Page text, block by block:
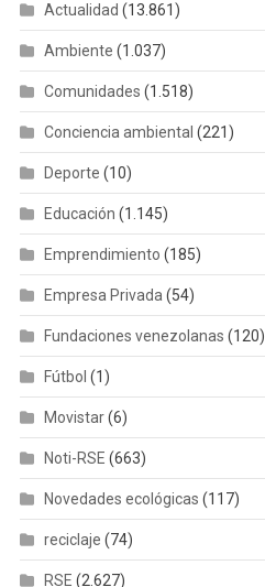
Actualidad (13.861)
Ambiente (1.037)
Comunidades (1.518)
Conciencia ambiental (221)
Deporte (10)
Educación (1.145)
Emprendimiento (185)
Empresa Privada(54)
Fundaciones venezolanas (120)
Fútbol (1)
Movistar(6)
Noti-RSE (663)
Novedades ecológicas (117)
reciclaje (74)
RSE (2.627)